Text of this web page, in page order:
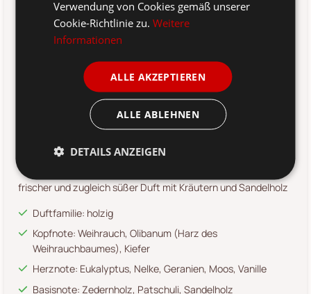
NO. 5 - Sea Salt
Duftfamilie: Marine
Kopfnote: Meersalz, grün
Herznote: Marine, Apfel, Jasmin, Maiglöckchen, Rosen
frischer und zugleich süßer Duft mit Kräutern und Sandelholz
Duftfamilie: holzig
Kopfnote: Weihrauch, Olibanum (Harz des
Weihrauchbaumes), Kiefer
Herznote: Eukalyptus, Nelke, Geranien, Moos, Vanille
Basisnote: Zedernholz, Patschuli, Sandelholz
Verwendung von Cookies gemäß unserer
Cookie-Richtlinie zu.Weitere
Informationen
ALLE AKZEPTIEREN
ALLE ABLEHNEN
DETAILS ANZEIGEN